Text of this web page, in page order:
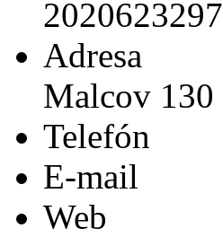
2020623297
Adresa
Malcov 130
Telefón
E-mail
Web